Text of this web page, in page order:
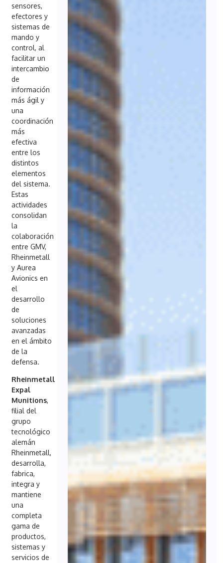
sensores,
efectores y
sistemas de
mando y
control, al
facilitar un
intercambio
de
información
más ágil y
una
coordinación
más
efectiva
entre los
distintos
elementos
del sistema.
Estas
actividades
consolidan
la
colaboración
entre GMV,
Rheinmetall
y Aurea
Avionics en
el
desarrollo
de
soluciones
avanzadas
en el ámbito
de la
defensa.
Rheinmetall
Expal
Munitions,
filial del
grupo
tecnológico
alemán
Rheinmetall,
desarrolla,
fabrica,
integra y
mantiene
una
completa
gama de
productos,
sistemas y
servicios de